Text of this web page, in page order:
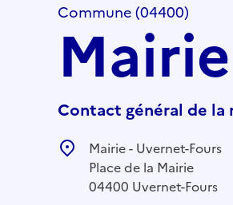
Commune (04400)
Contact général de la
Mairie - Uvernet-Fours
Place de la Mairie
04400 Uvernet-Fours